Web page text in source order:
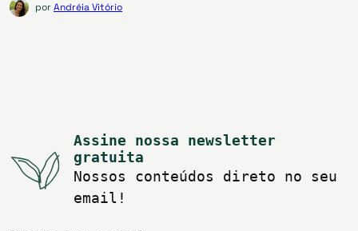
porAndréia Vitório
Assine nossa newsletter
gratuita
Nossos conteúdos direto no seu
email!